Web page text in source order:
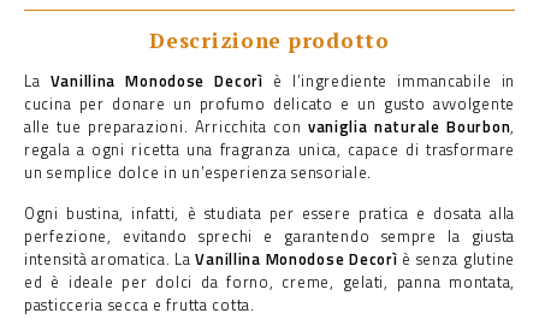
Descrizione prodotto
La Vanillina Monodose Decorì è l’ingrediente immancabile in
cucina per donare un profumo delicato e un gusto avvolgente
alle tue preparazioni. Arricchita con vaniglia naturale Bourbon,
regala a ogni ricetta una fragranza unica, capace di trasformare
un semplice dolce in un’esperienza sensoriale.
Ogni bustina, infatti, è studiata per essere pratica e dosata alla
perfezione, evitando sprechi e garantendo sempre la giusta
intensità aromatica. LaVanillina Monodose Decorì è senza glutine
ed è ideale per dolci da forno, creme, gelati, panna montata,
pasticceria secca e frutta cotta.